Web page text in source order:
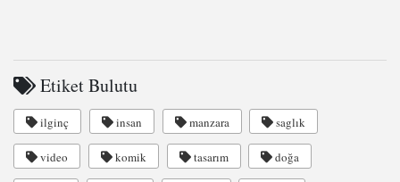
Etiket Bulutu
ilginç insan manzara saglık
video komik tasarım doğa